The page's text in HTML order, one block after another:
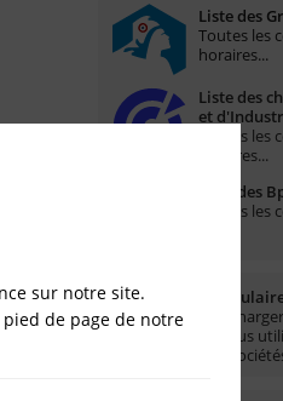
-
Liste des
Toutes les
horaires...
Liste des
et
Toutes
horaires...
Liste des
Toutes
les plus
des
sur notre site.
de page de notre